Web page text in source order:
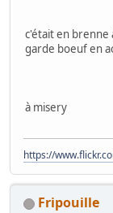
c'était en brenne
garde boeuf en
à misery
https://
Fripouille